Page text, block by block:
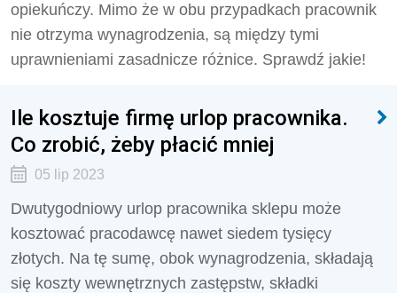
opiekuńczy. Mimo że w obu przypadkach pracownik
nie otrzyma wynagrodzenia, są między tymi
uprawnieniami zasadnicze różnice. Sprawdź jakie!
Ile kosztuje firmę urlop pracownika.
Co zrobić, żeby płacić mniej
05 lip 2023
Dwutygodniowy urlop pracownika sklepu może
kosztować pracodawcę nawet siedem tysięcy
złotych. Na tę sumę, obok wynagrodzenia, składają
się koszty wewnętrznych zastępstw, składki